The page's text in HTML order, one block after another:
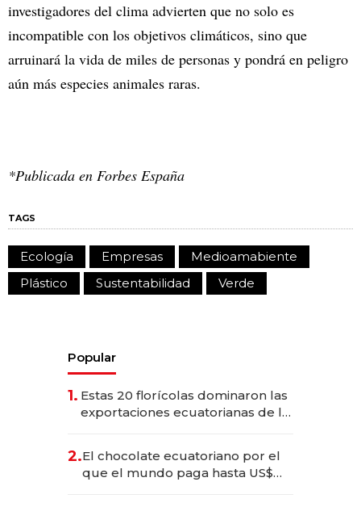
investigadores del clima advierten que no solo es
incompatible con los objetivos climáticos, sino que
arruinará la vida de miles de personas y pondrá en peligro
aún más especies animales raras.
*Publicada en Forbes España
TAGS
Ecología Empresas
Medioamabiente
Plástico
Sustentabilidad Verde
Popular
1. Estas 20 florícolas dominaron las
exportaciones ecuatorianas de la
2.El chocolate ecuatoriano por el
que el mundo paga hasta US$